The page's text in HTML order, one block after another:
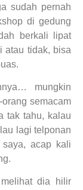
sudah pernah
di gedung
berkali lipat
atau tidak, bisa
mungkin
semacam
tak tahu, kalau
lagi telponan
acap kali
dia hilir